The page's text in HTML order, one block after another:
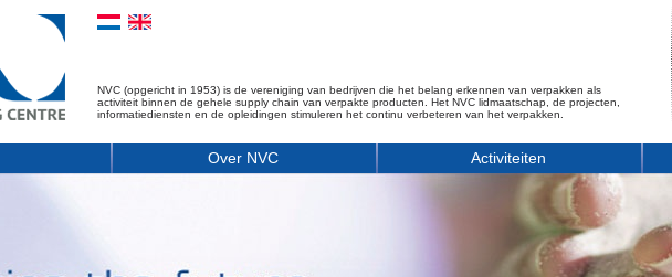
NVC (opgericht in 1953) is de vereniging van bedrijven die het belang erkennen van verpakken als
activiteit binnen de gehele supply chain van verpakte producten. Het NVC lidmaatschap, de projecten,
informatiediensten en de opleidingen stimuleren het continu verbeteren van het verpakken.
Over NVC Activiteiten